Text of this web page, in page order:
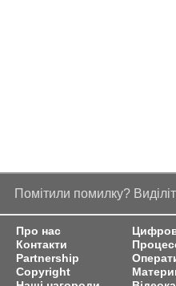
Помітили помилку?
Про нас
Контакти
Partnership
Copyright